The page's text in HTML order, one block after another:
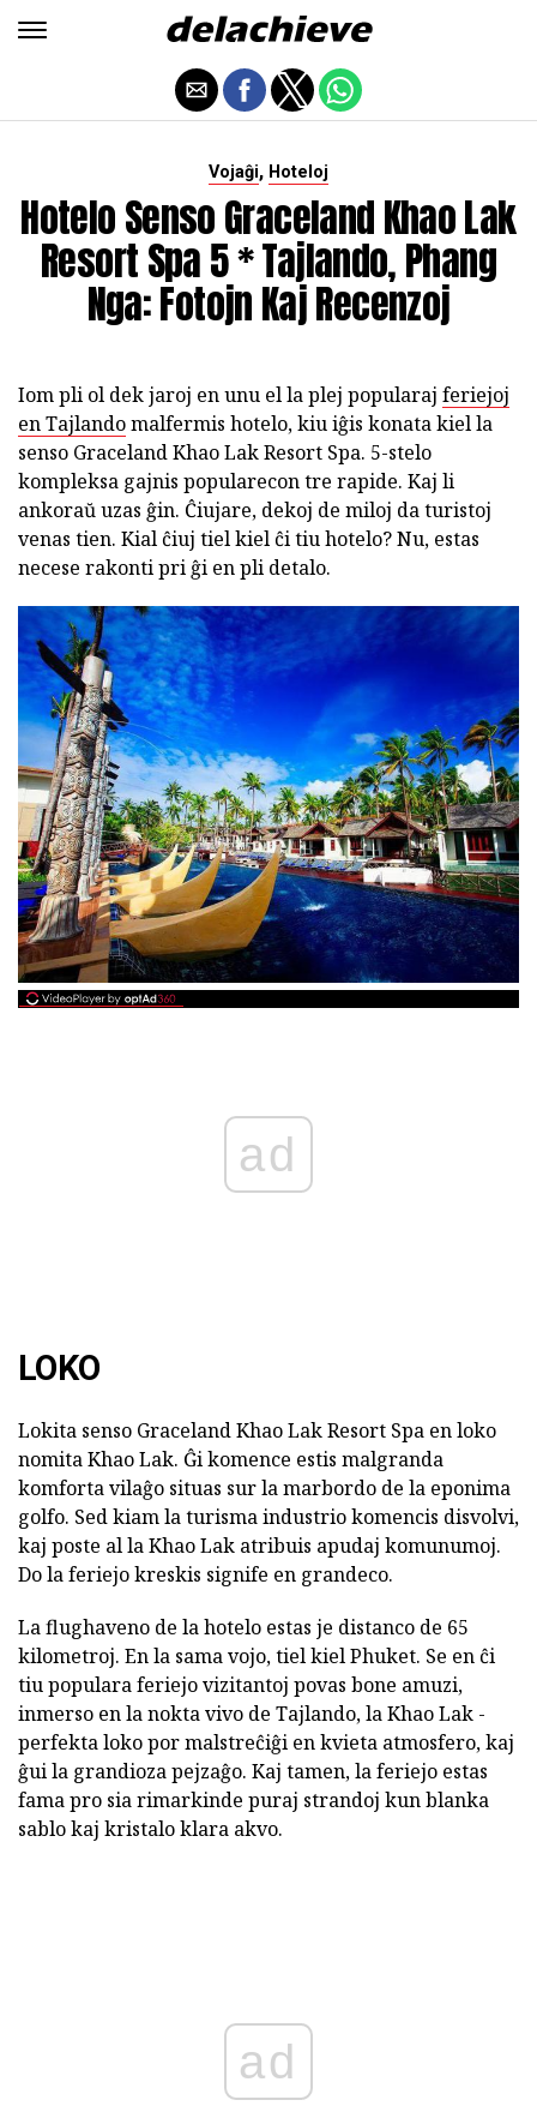
Vojaĝi, Hoteloj
Hotelo Senso Graceland Khao Lak
Resort Spa 5 * Tajlando, Phang
Nga: Fotojn Kaj Recenzoj
Iom pli ol dek jaroj en unu el la plej popularaj feriejoj
en Tajlandomalfermis hotelo, kiu iĝis konata kiel la
senso Graceland Khao Lak Resort Spa. 5-stelo
kompleksa gajnis popularecon tre rapide. Kaj li
ankoraŭ uzas ĝin. Ĉiujare, dekoj de miloj da turistoj
venas tien. Kial ĉiuj tiel kiel ĉi tiu hotelo? Nu, estas
necese rakonti pri ĝi en pli detalo.
ad
LOKO
Lokita senso Graceland Khao Lak Resort Spa en loko
nomita Khao Lak. Ĝi komence estis malgranda
komforta vilaĝo situas sur la marbordo de la eponima
golfo. Sed kiam la turisma industrio komencis disvolvi,
kaj poste al la Khao Lak atribuis apudaj komunumoj.
Do la feriejo kreskis signife en grandeco.
La flughaveno de la hotelo estas je distanco de 65
kilometroj. En la sama vojo, tiel kiel Phuket. Se en ĉi
tiu populara feriejo vizitantoj povas bone amuzi,
inmerso en la nokta vivo de Tajlando, la Khao Lak -
perfekta loko por malstreĉiĝi en kvieta atmosfero, kaj
ĝui la grandioza pejzaĝo. Kaj tamen, la feriejo estas
fama pro sia rimarkinde puraj strandoj kun blanka
sablo kaj kristalo klara akvo.
ad